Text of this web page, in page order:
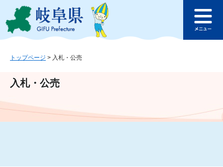
ジ
ュ
文
このページの本文へ
ュ
トップページ > 入札・公売
入札・公売